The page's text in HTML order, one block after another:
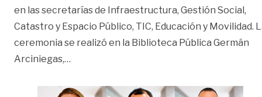
en las secretarías de Infraestructura, Gestión Social,
Catastro y Espacio Público, TIC, Educación y Movilidad.
ceremonia se realizó en la Biblioteca Pública Germán
Arciniegas,…